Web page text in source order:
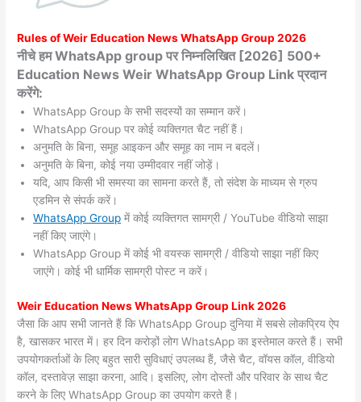
Rules ofWeirEducation News WhatsApp Group 2026
नीचे हम WhatsApp group पर निम्नलिखित [2026] 500+
Education News Weir WhatsApp Group Link प्रदान
करेंगे:
WhatsApp Group के सभी सदस्यों का सम्मान करें।
WhatsApp Group पर कोई व्यक्तिगत चैट नहीं हैं।
अनुमति के बिना, समूह आइकन और समूह का नाम न बदलें।
अनुमति के बिना, कोई नया उम्मीदवार नहीं जोड़ें।
यदि, आप किसी भी समस्या का सामना करते हैं, तो संदेश के माध्यम से ग्रुप
एडमिन से संपर्क करें।
WhatsApp Group में कोई व्यक्तिगत सामग्री / YouTube वीडियो साझा
नहीं किए जाएंगे।
WhatsApp Group में कोई भी वयस्क सामग्री / वीडियो साझा नहीं किए
जाएंगे। कोई भी धार्मिक सामग्री पोस्ट न करें।
WeirEducation News WhatsApp Group Link 2026
जैसा कि आप सभी जानते हैं कि WhatsApp Group दुनिया में सबसे लोकप्रिय ऐप
है, खासकर भारत में। हर दिन करोड़ों लोग WhatsApp का इस्तेमाल करते हैं। सभी
उपयोगकर्ताओं के लिए बहुत सारी सुविधाएं उपलब्ध हैं, जैसे चैट, वॉयस कॉल, वीडियो
कॉल, दस्तावेज़ साझा करना, आदि। इसलिए, लोग दोस्तों और परिवार के साथ चैट
करने के लिए WhatsApp Group का उपयोग करते हैं।